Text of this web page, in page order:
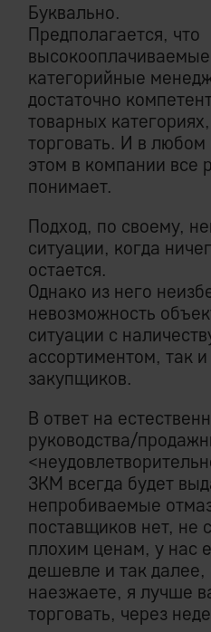
Буквально.
Предполагается, что
категорийные
достаточно
товарных
торговать. И в
этом в компании все
понимает.
Подход, по своему,
ситуации, когда
остается.
Однако из него
невозможность
ситуации с
ассортиментом, так и
закупщиков.
В ответ на
руководства/
ЗКМ всегда будет
непробиваемые
поставщиков нет, не
плохим ценам, у нас
дешевле и так далее,
наезжаете, я лучше
торговать, через